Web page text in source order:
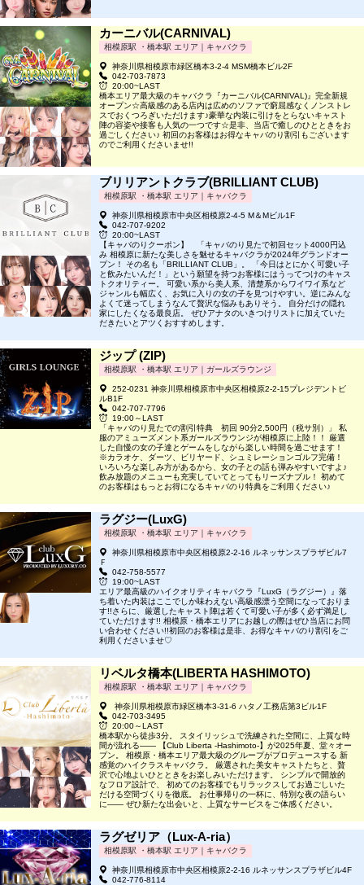
カーニバル(CARNIVAL)
相模原駅 ・橋本駅 エリア｜キャバクラ
神奈川県相模原市緑区橋本3-2-4 MSM橋本ビル2F
042-703-7873
20:00~LAST
橋本エリア最大級のキャバクラ『カーニバル(CARNIVAL)』完全新規
オープン☆高級感のある店内は広めのソファで窮屈感なくノンストレ
スでおくつろぎいただけます♪豪華な内装に引けをとらないキャスト
陣の容姿や接客も人気の一つです☆是非、当店で癒しのひとときをお
過ごしください♪ 初回のお客様はお得なキャバのり割引もございます
のでご利用くださいませ!!
ブリリアントクラブ(BRILLIANT CLUB)
相模原駅 ・橋本駅 エリア｜キャバクラ
神奈川県相模原市中央区相模原2-4-5 M＆Mビル1F
042-707-9202
20:00~LAST
【キャバのりクーポン】 「キャバのり見たで初回セット4000円込
み 相模原に新たな美しさを魅せるキャバクラが2024年グランドオー
プン！ その名も「BRILLIANT CLUB」。 「今日はとにかく可愛い子
と飲みたいんだ！」という願望を持つお客様にはうってつけのキャス
トクオリティー。 可愛い系から美人系、清楚系からワイワイ系など
ジャンルも幅広く、お気に入りの女の子を見つけやすい。逆にみんな
よくて迷ってしまうなんて贅沢な悩みもありそう。 自分だけの隠れ
家にしたくなる最良店。 ぜひアナタのいきつけリストに加えていた
だきたいとアツくおすすめします。
ジップ (ZIP)
相模原駅 ・橋本駅 エリア｜ガールズラウンジ
252-0231 神奈川県相模原市中央区相模原2-2-15プレジデントビ
ルB1F
042-707-7796
19:00～LAST
「キャバのり見たでの割引特典 初回 90分2,500円（税サ別）」 私
服のアミューズメント系ガールズラウンジが相模原に上陸！！ 厳選
した自慢の女の子達とゲームをしながら楽しい時間を過ごせます！
※カラオケ、ダーツ、ビリヤード、シュミレーションゴルフ完備！
いろいろな楽しみ方があるから、女の子との話も弾みやすいですよ♪
飲み放題のメニューも充実していてとってもリーズナブル！ 初めて
のお客様はもっとお得になるキャバのり特典をご利用ください♪
ラグジー(LuxG)
相模原駅 ・橋本駅 エリア｜キャバクラ
神奈川県相模原市中央区相模原2-2-16 ルネッサンスプラザビル7
Ｆ
042-758-5577
19:00~LAST
エリア最高級のハイクオリティキャバクラ『LuxG（ラグジー）』落
ち着いた内装はここでしか味わえない高級感漂う空間になっておりま
す!!さらに、厳選したキャスト陣は若くて可愛い子が多く必ず満足し
ていただけます!! 相模原・橋本エリアにお越しの際はぜひ当店にお問
い合わせください!!​ 初回のお客様は是非、お得なキャバのり割引をご
利用くださいませ♡
リベルタ橋本(LIBERTA HASHIMOTO)
相模原駅 ・橋本駅 エリア｜キャバクラ
神奈川県相模原市緑区橋本3-31-6 ハタノ工務店第3ビル1F
042-703-3495
20:00～LAST
橋本駅から徒歩3分。 スタイリッシュで洗練された空間に、上質な時
間が流れる―― 【Club Liberta -Hashimoto-】が2025年夏、堂々オー
プン。 相模原・橋本エリア最大級のグループがプロデュースする 新
感覚のハイクラスキャバクラ。 厳選された美女キャストたちと、贅
沢で心地よいひとときをお楽しみいただけます。 シンプルで開放的
なフロア設計で、 初めてのお客様でもリラックスしてお過ごしいた
だける空間づくりを徹底。 お仕事帰りの一杯に、特別な夜の語らい
に―― ぜひ新たな出会いと、上質なサービスをご体感ください。
ラグゼリア（Lux-A-ria）
相模原駅 ・橋本駅 エリア｜キャバクラ
神奈川県相模原市中央区相模原2-2-16 ルネッサンスプラザビル4F
042-776-8114